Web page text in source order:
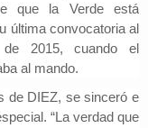
que la Verde está
última convocatoria al
2015, cuando el
al mando.
de DIEZ, se sinceró e
“La verdad que